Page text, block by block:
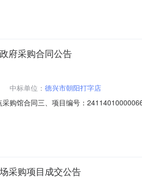
、合同主要信息主要标的名称：零星打印
府采购合同公告
中标单位： 德兴市朝阳打字店
购馆合同三、项目编号：
主要信息主要标的：序号名称数量(单位)
采购项目成交公告